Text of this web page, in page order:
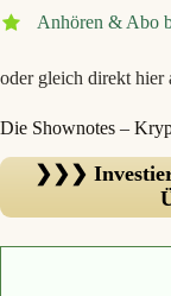
Anhören & Abo
oder gleich direkt hier
Die Shownotes –
❯❯❯